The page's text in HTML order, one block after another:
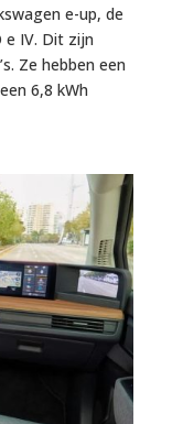
e-up, de
e IV. Dit zijn
Ze hebben een
6,8 kWh